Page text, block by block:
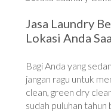
Jasa Laundry
Lokasi Anda
Bagi Anda yang
jangan ragu untuk
clean, green dry
sudah puluhan